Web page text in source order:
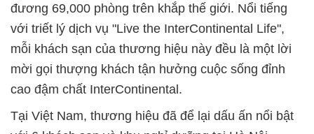
đương 69,000 phòng trên khắp thế giới. Nổi tiếng
với triết lý dịch vụ "Live the InterContinental Life",
mỗi khách sạn của thương hiệu này đều là một lời
mời gọi thượng khách tận hưởng cuộc sống đỉnh
cao đậm chất InterContinental.
Tại Việt Nam, thương hiệu đã để lại dấu ấn nổi bật